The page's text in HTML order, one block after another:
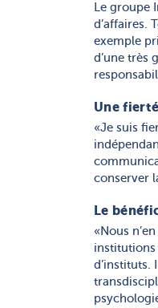
Le
d’affaires.
exemple
d’une très
Une
«Je suis
conserver
Le
«Nous
institutions
d’instituts.